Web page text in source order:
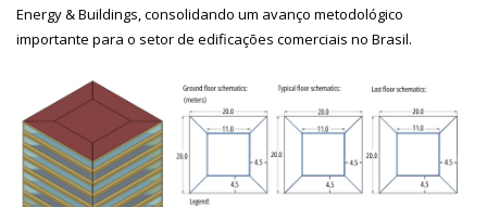
Energy & Buildings, consolidando um avanço metodológico
importante para o setor de edificações comerciais no Brasil.